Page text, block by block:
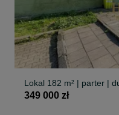
Lokal 182 m² | parter |
349 000 zł